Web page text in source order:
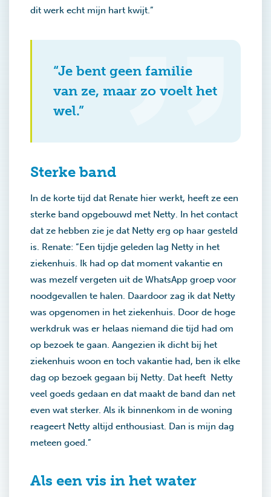
dit werk echt mijn hart kwijt.”
“Je bent geen familie
van ze, maar zo voelt het
wel.”
Sterke band
In de korte tijd dat Renate hier werkt, heeft ze een
sterke band opgebouwd met Netty. In het contact
dat ze hebben zie je dat Netty erg op haar gesteld
is. Renate: “Een tijdje geleden lag Netty in het
ziekenhuis. Ik had op dat moment vakantie en
was mezelf vergeten uit de WhatsApp groep voor
noodgevallen te halen. Daardoor zag ik dat Netty
was opgenomen in het ziekenhuis. Door de hoge
werkdruk was er helaas niemand die tijd had om
op bezoek te gaan. Aangezien ik dicht bij het
ziekenhuis woon en toch vakantie had, ben ik elke
dag op bezoek gegaan bij Netty. Dat heeft Netty
veel goeds gedaan en dat maakt de band dan net
even wat sterker. Als ik binnenkom in de woning
reageert Netty altijd enthousiast. Dan is mijn dag
meteen goed.”
Als een vis in het water